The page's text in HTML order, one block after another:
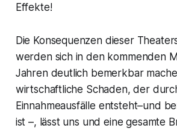
Effekte!
Die Konsequenzen dieser
werden sich in den kommenden
Jahren deutlich bemerkbar
wirtschaftliche Schaden, der
Einnahmeausfälle entsteht–und
ist –, lässt uns und eine gesamte